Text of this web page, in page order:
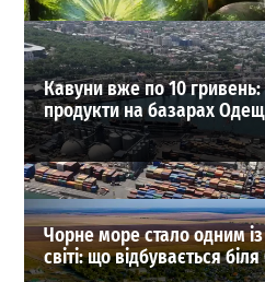
ВИБІР РЕДАКЦІЇ
Кавуни вже по 10
продукти на базарах
Чорне море стало одним
світі: що відбувається